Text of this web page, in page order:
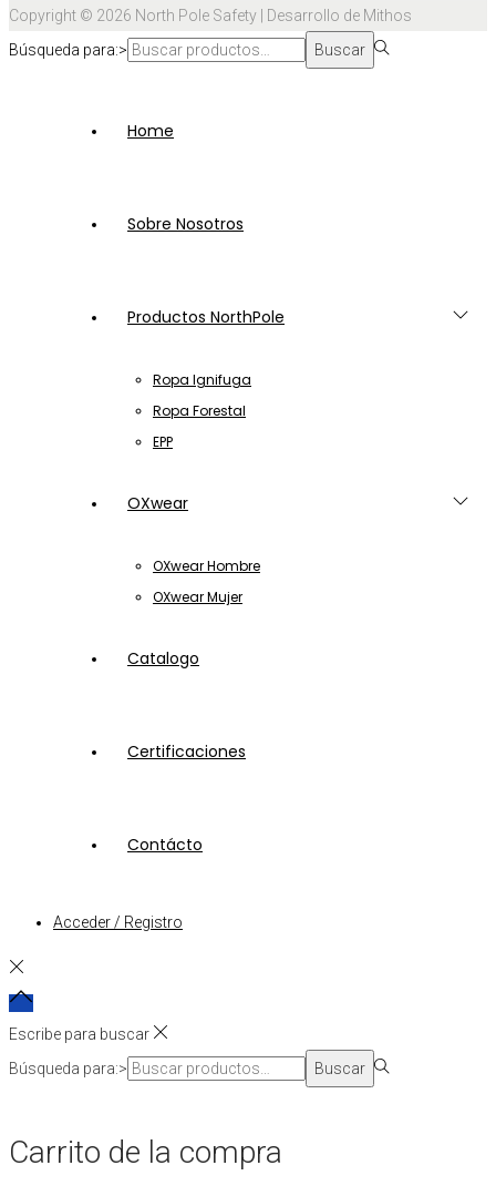
Copyright © 2026 North Pole Safety | Desarrollo de Mithos
Búsqueda para:>
Buscar
Home
Sobre Nosotros
Productos NorthPole
Ropa Ignifuga
Ropa Forestal
EPP
OXwear
OXwear Hombre
OXwear Mujer
Catalogo
Certificaciones
Contácto
Acceder / Registro
Escribe para buscar
Búsqueda para:>
Buscar
Carrito de la compra